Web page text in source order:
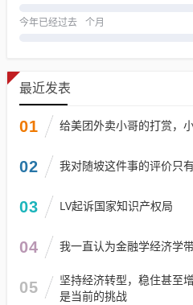
今年已经过去 个月
最近发表
01 给美团外卖小哥的打赏，
02 我对随坡这件事的评价只
03 LV起诉国家知识产权局
04 我一直认为金融学经济学
05
坚持经济转型，稳住甚至
是当前的挑战